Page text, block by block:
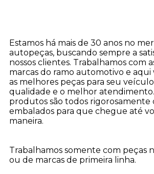
Estamos há mais de 30 anos no
autopeças, buscando sempre a
nossos clientes. Trabalhamos com
marcas do ramo automotivo e
as melhores peças para seu
qualidade e o melhor atendimento.
produtos são todos rigorosamente
embalados para que chegue até
maneira.
Trabalhamos somente com peças
ou de marcas de primeira linha.